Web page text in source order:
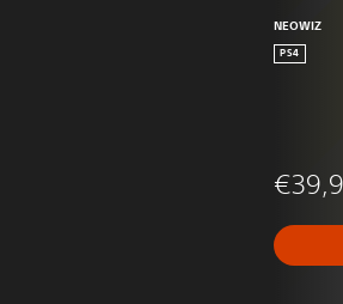
NEOWIZ
PS4